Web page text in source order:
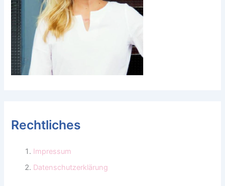
Rechtliches
Impressum
Datenschutzerklärung